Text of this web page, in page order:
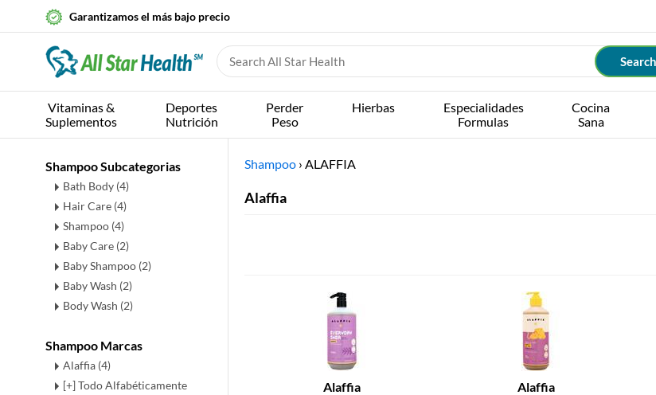
Garantizamos el más bajo precio
Vitaminas &
Suplementos
Deportes
Nutrición
Perder
Peso
Hierbas
Especialidades
Formulas
Cocina
Sana
Shampoo Subcategorias
Bath Body (4)
Hair Care (4)
Shampoo (4)
Baby Care (2)
Baby Shampoo (2)
Baby Wash (2)
Body Wash (2)
Shampoo Marcas
Alaffia (4)
[+] Todo Alfabéticamente
Shampoo › ALAFFIA
Alaffia
Alaffia Alaffia